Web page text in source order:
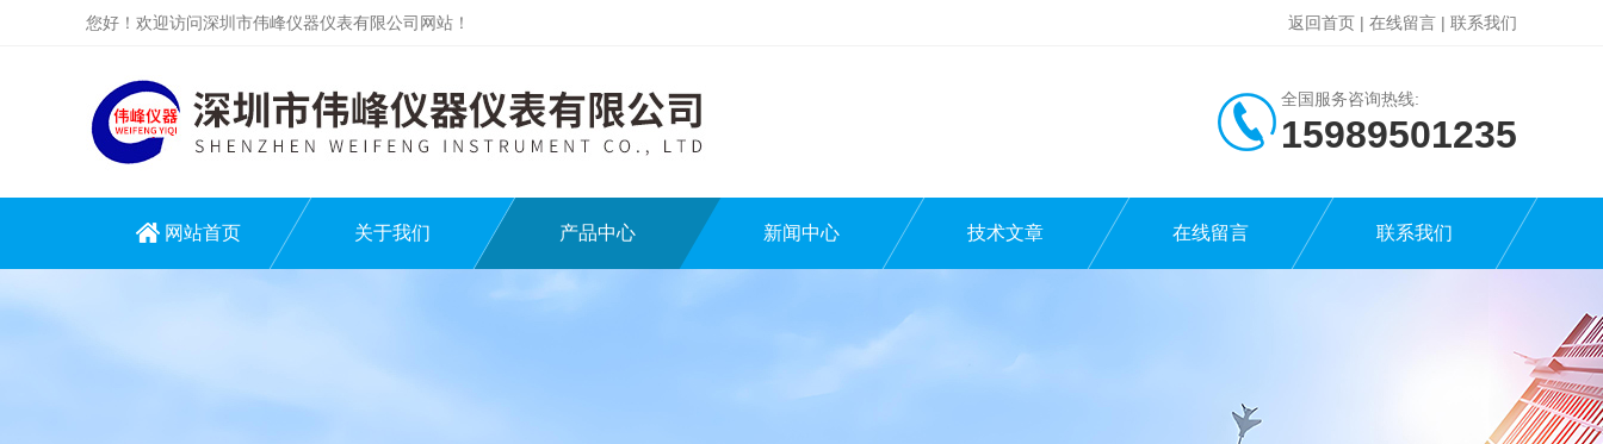
您好！欢迎访问深圳市伟峰仪器仪表有限公司网站！ 返回首页 | 在线留言 | 联系我们
全国服务咨询热线:
15989501235
网站首页 关于我们 产品中心 新闻中心 技术文章 在线留言 联系我们